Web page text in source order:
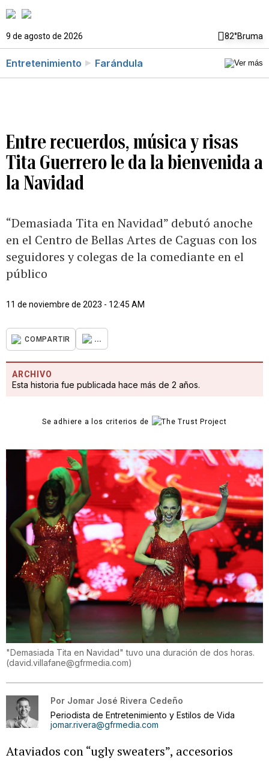
9 de agosto de 2026 82°Bruma
Entretenimiento Farándula
Entre recuerdos, música y risas
Tita Guerrero le da la bienvenida a
la Navidad
“Demasiada Tita en Navidad” debutó anoche
en el Centro de Bellas Artes de Caguas con los
seguidores y colegas de la comediante en el
público
11 de noviembre de 2023 - 12:45 AM
COMPARTIR ...
ARCHIVO
Esta historia fue publicada hace más de 2 años.
Se adhiere a los criterios de
"Demasiada Tita en Navidad" tuvo una duración de dos horas.
(david.villafane@gfrmedia.com)
Por Jomar José Rivera Cedeño
Periodista de Entretenimiento y Estilos de Vida
jomar.rivera@gfrmedia.com
Ataviados con “ugly sweaters”, accesorios